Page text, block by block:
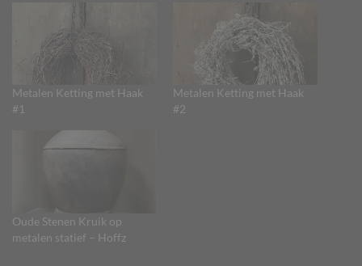
Metalen Ketting met Haak
#1
Metalen Ketting met Haak
#2
Oude Stenen Kruik op
metalen statief – Hoffz